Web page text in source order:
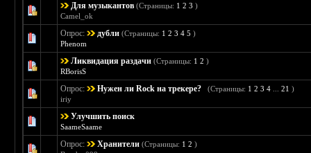
Для музыкантов (Страницы: 1 2 3 )
Camel_ok
Голосов: 0 - Средняя оценка: 0 из 5
12345
Опрос: дубли (Страницы: 1 2 3 4 5 )
Phenom
Голосов: 1 - Средняя оценка: 5 из 5
12345
Ликвидация раздачи (Страницы: 1 2 )
RBorisS
Голосов: 1 - Средняя оценка: 5 из 5
123 45
Опрос: Нужен ли Rock на трекере? (Страницы: 1 2 3 4 ...21 )
iriy
Голосов: 2 - Средняя оценка: 5 из 5
12345
Улучшить поиск
SaameSaame
Голосов: 0 - Средняя оценка: 0 из 5
12
Опрос: Хранители (Страницы: 1 2 )
Голосов: 0 - Средняя оценка: 0 из 5
12345